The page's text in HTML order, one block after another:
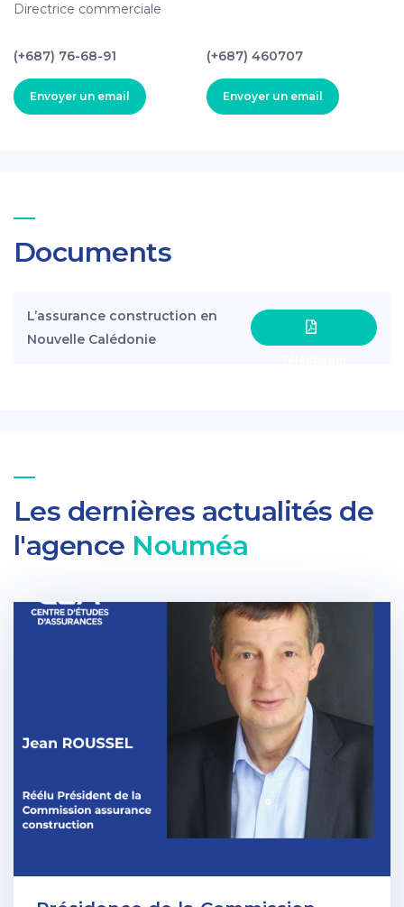
Directrice commerciale
(+687) 76-68-91
Envoyer un email
(+687) 460707
Envoyer un email
Documents
L’assurance construction en
Nouvelle Calédonie
Les dernières actualités de
l'agence Nouméa